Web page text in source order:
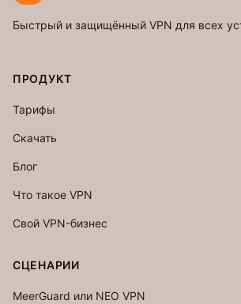
Быстрый и защищённый VPN для всех
ПРОДУКТ
Тарифы
Скачать
Блог
Что такое VPN
Свой VPN-бизнес
СЦЕНАРИИ
MeerGuard или NEO VPN